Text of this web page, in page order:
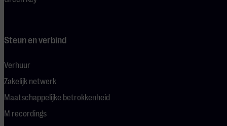
Steun en verbind
Verhuur
Zakelijk netwerk
Maatschappelijke betrokkenheid
M recordings